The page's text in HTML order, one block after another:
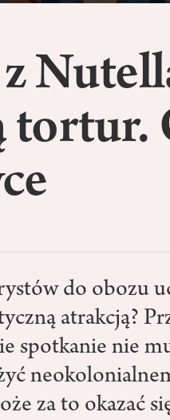
tortur.
do obozu
atrakcją?
spotkanie nie
za to okazać